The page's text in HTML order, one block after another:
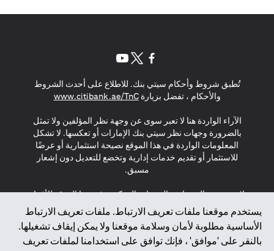
يستخدم موقعنا ملفات تعريف الارتباط. ملفات تعريف الارتباط
الأساسية مطلوبة لأمان وسلامة موقعنا ولا يمكن إيقاف تشغيلها.
بالنقر على 'موافق' ، فإنك توافق على استخدامنا لملفات تعريف
تُطبق شروط وأحكام سيتي بنك. للاطلاع على أحدث الشروط
والأحكام ، تفضل بزيارةwww.citibank.ae/TnC
(opens in a new tab)
الآراء الواردة هنا لا تعبر سوى عن وجهة نظر المؤلفين ولا تمثل
بالضرورة وجهات نظر سيتي بنك الإمارات أو تعكسها. لا تشكل
المعلومات الواردة في هذا الموقع نصيحة استثمارية أو عرضًا
للاستثمار أو تقديم خدمات إدارية وتخضع للتعديل دون إشعار
مسبق.
لا يتم تقديم المنتجات والخدمات المذكورة في هذا الموقع للأفراد
المقيمين في الاتحاد الأوروبي أو المنطقة الاقتصادية الأوروبية أو
سويسرا أو غيرنسي أو جيرسي أو موناكو أو سان مارينو أو
الفاتيكان أو جزيرة مان أو المملكة المتحدة أو خصوصية البيانات
(لائحة حماية البيانات العامة \ قانون حماية البيانات الشخصية